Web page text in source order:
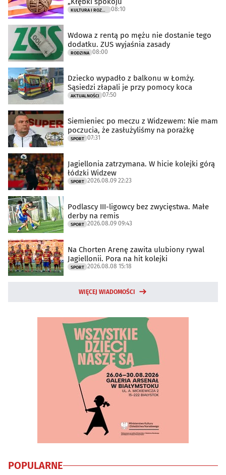
08:10
Wdowa z rentą po mężu nie dostanie tego
dodatku. ZUS wyjaśnia zasady
RODZINA 08:00
Dziecko wypadło z balkonu w Łomży.
Sąsiedzi złapali je przy pomocy koca
AKTUALNOŚCI 07:50
Siemieniec po meczu z Widzewem: Nie mam
poczucia, że zasłużyliśmy na porażkę
SPORT 07:31
Jagiellonia zatrzymana. W hicie kolejki górą
łódzki Widzew
SPORT 2026.08.09 22:23
Podlascy III-ligowcy bez zwycięstwa. Małe
derby na remis
SPORT 2026.08.09 09:43
Na Chorten Arenę zawita ulubiony rywal
Jagiellonii. Pora na hit kolejki
SPORT 2026.08.08 15:18
WIĘCEJ WIADOMOŚCI
POPULARNE